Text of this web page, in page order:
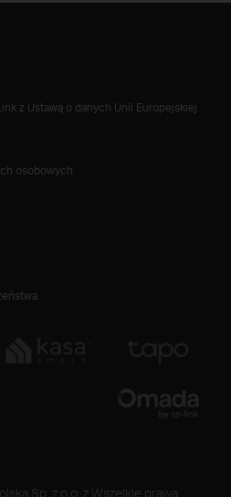
z Ustawą o danych Unii Europejskiej
osobowych
Sp. z o.o. z Wszelkie prawa